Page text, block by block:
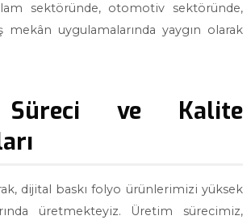
sektöründe, otomotiv sektöründe,
mekân uygulamalarında yaygın olarak
Süreci ve Kalite
dijital baskı folyo ürünlerimizi yüksek
üretmekteyiz. Üretim sürecimiz,